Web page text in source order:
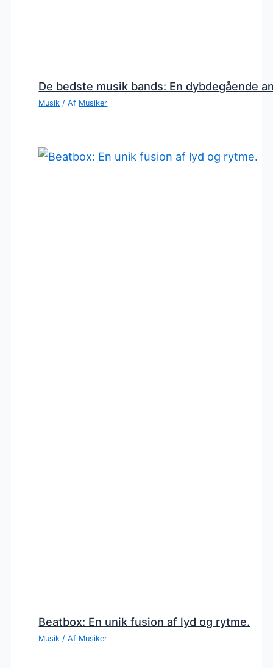
De bedste musik bands: En dybdegående
Musik / Af Musiker
Beatbox: En unik fusion af lyd og rytme.
Musik / Af Musiker